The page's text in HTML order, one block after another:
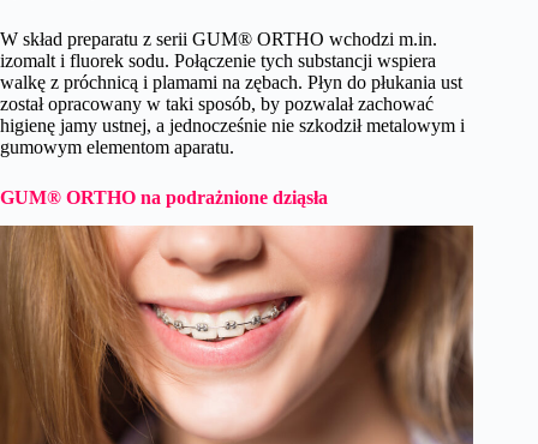
W skład preparatu z serii GUM® ORTHO wchodzi m.in.
izomalt i fluorek sodu. Połączenie tych substancji wspiera
walkę z próchnicą i plamami na zębach. Płyn do płukania ust
został opracowany w taki sposób, by pozwalał zachować
higienę jamy ustnej, a jednocześnie nie szkodził metalowym i
gumowym elementom aparatu.
GUM® ORTHO na podrażnione dziąsła